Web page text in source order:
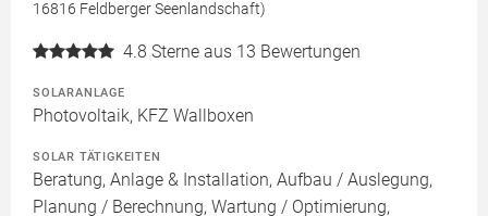
16816 Feldberger Seenlandschaft)
4.8 Sterne aus 13 Bewertungen
SOLARANLAGE
Photovoltaik, KFZ Wallboxen
SOLAR TÄTIGKEITEN
Beratung, Anlage & Installation, Aufbau / Auslegung,
Planung / Berechnung, Wartung / Optimierung,